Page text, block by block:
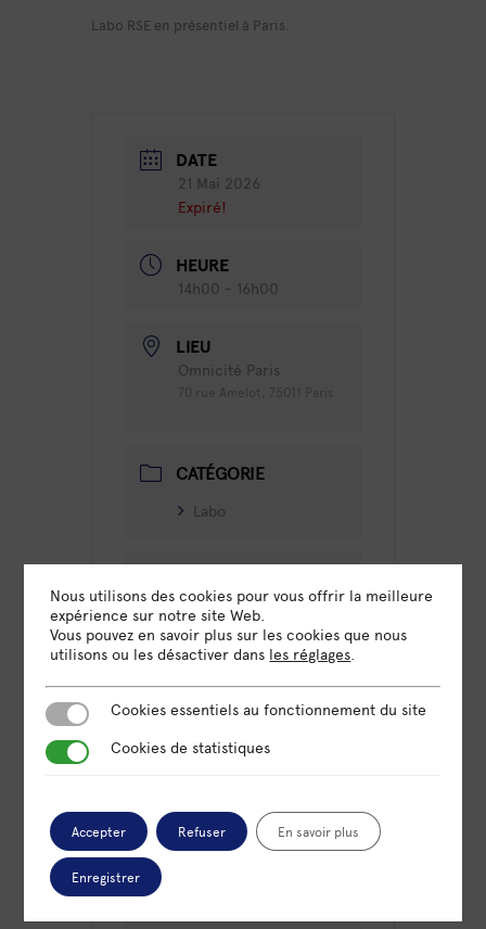
Labo RSE en présentiel à Paris.
DATE
21 Mai 2026
Expiré!
HEURE
14h00 - 16h00
LIEU
Omnicité Paris
CATÉGORIE
Labo
ORGANISATEUR
OMNICITÉ
PARTICIPANTS
GAELLE MORO
ELISE COLCOMBET
LAURENCE MARICOT
PETROVSKI
Nous utilisons des cookies pour vous offrir la meilleure
expérience sur notre site Web.
Vous pouvez en savoir plus sur les cookies que nous
utilisons ou les désactiver dans les réglages.
Cookies essentiels au fonctionnement du site
Cookies essentiels au fonctionnement du site
Cookies de statistiques
Cookies de statistiques
Accepter Refuser En savoir plus
Enregistrer